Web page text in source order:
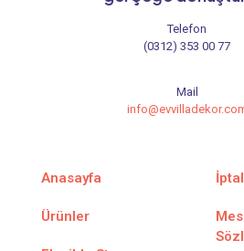
Telefon
(0312) 353 00 77
Mail
Anasayfa
Ürünler